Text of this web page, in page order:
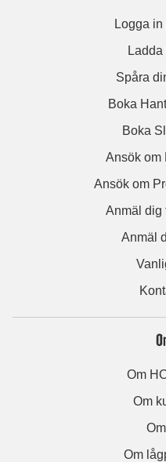
Logga
Spåra
Boka
Boka
Ansök om
Ansök om
Anmäl dig
Anmäl
Om
Om
Om